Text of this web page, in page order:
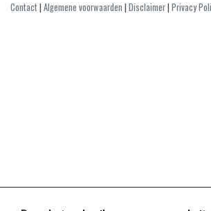
Contact| Algemene voorwaarden | Disclaimer| Privacy